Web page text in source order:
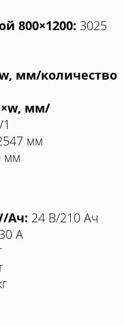
800×1200: 3025
мм/количество
мм/
мм
мм
Aч: 24 В/210 Aч
A